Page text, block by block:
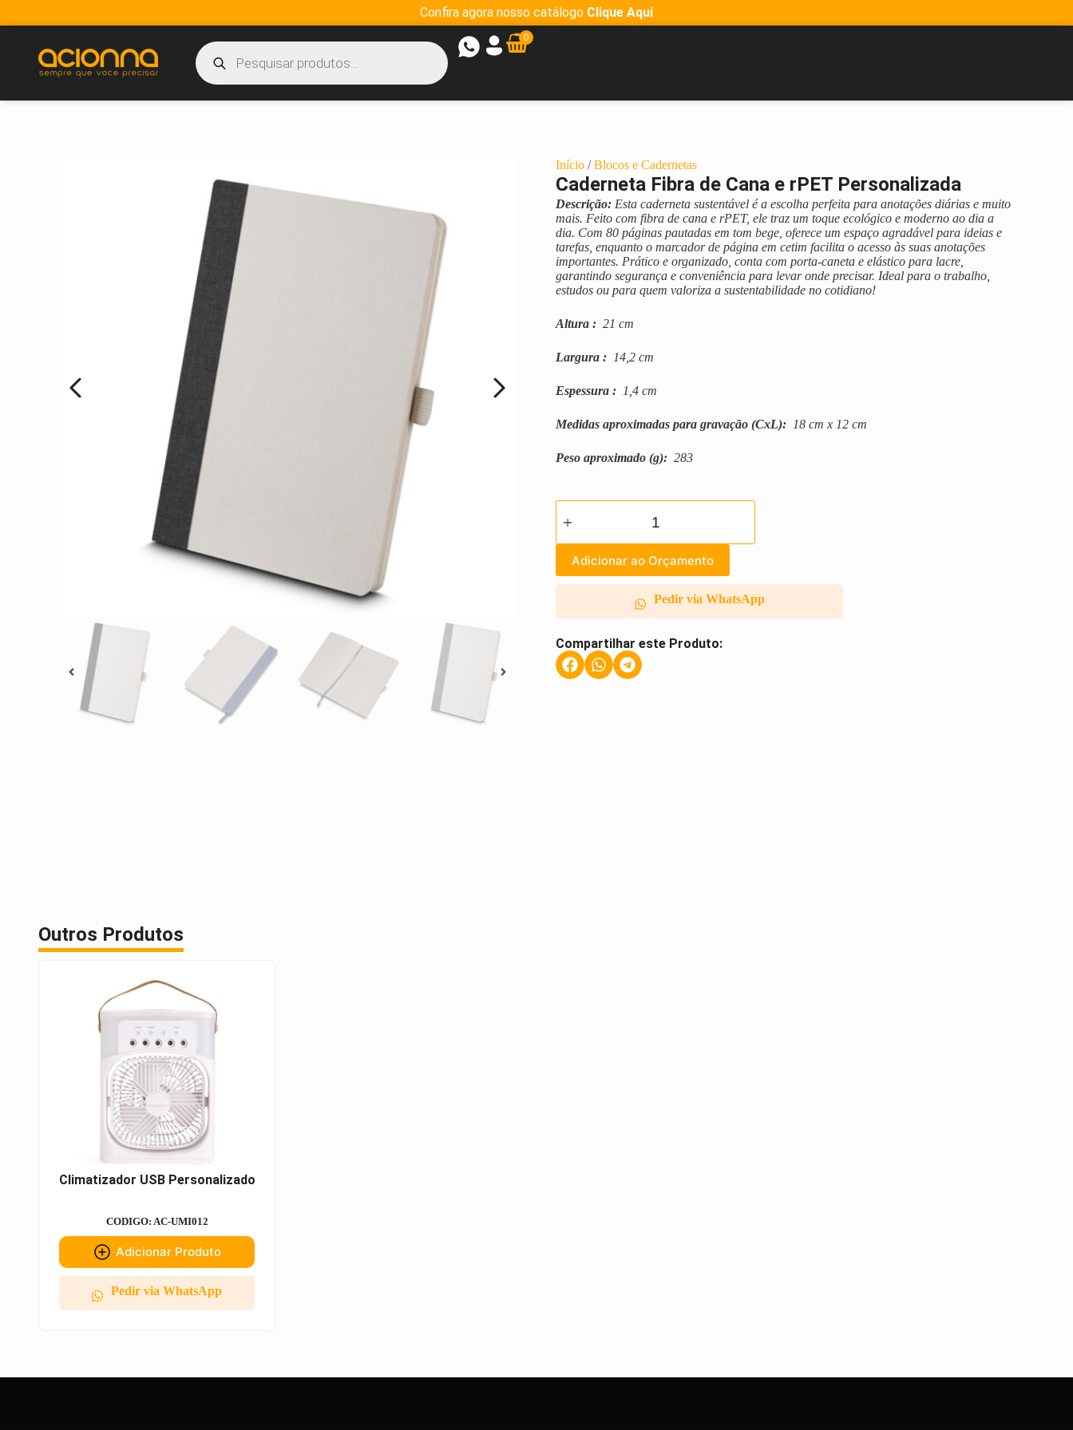
Confira agora nosso catálogo Clique Aqui
0
Início /Blocos e Cadernetas
Caderneta Fibra de Cana e rPET Personalizada
Descrição: Esta caderneta sustentável é a escolha perfeita para anotações diárias e muito
mais. Feito com fibra de cana e rPET, ele traz um toque ecológico e moderno ao dia a
dia. Com 80 páginas pautadas em tom bege, oferece um espaço agradável para ideias e
tarefas, enquanto o marcador de página em cetim facilita o acesso às suas anotações
importantes. Prático e organizado, conta com porta-caneta e elástico para lacre,
garantindo segurança e conveniência para levar onde precisar. Ideal para o trabalho,
estudos ou para quem valoriza a sustentabilidade no cotidiano!
Altura : 21 cm
Largura : 14,2 cm
Espessura : 1,4 cm
Medidas aproximadas para gravação (CxL): 18 cm x 12 cm
Peso aproximado (g): 283
Adicionar ao Orçamento
Pedir via WhatsApp
Compartilhar este Produto:
Outros Produtos
Climatizador USB Personalizado
CODIGO: AC-UMI012
Adicionar Produto
Pedir via WhatsApp